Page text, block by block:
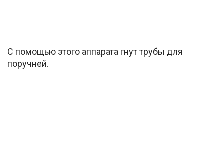
С помощью этого аппарата гнут трубы для
поручней.